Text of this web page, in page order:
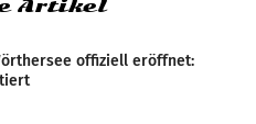
Artikel
offiziell eröffnet: